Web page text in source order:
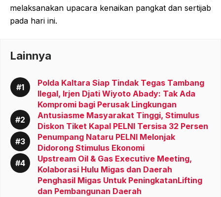
melaksanakan upacara kenaikan pangkat dan sertijab
pada hari ini.
Lainnya
Polda Kaltara Siap Tindak Tegas Tambang
Ilegal, Irjen Djati Wiyoto Abady: Tak Ada
Kompromi bagi Perusak Lingkungan
Antusiasme Masyarakat Tinggi, Stimulus
Diskon Tiket Kapal PELNI Tersisa 32 Persen
Penumpang Nataru PELNI Melonjak
Didorong Stimulus Ekonomi
Upstream Oil & Gas Executive Meeting,
Kolaborasi Hulu Migas dan Daerah
Penghasil Migas Untuk PeningkatanLifting
dan Pembangunan Daerah